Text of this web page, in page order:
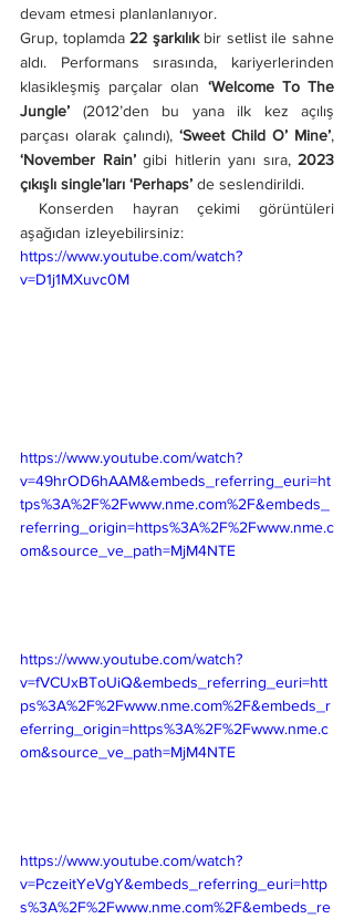
devam etmesi planlanlanıyor.
Grup, toplamda 22 şarkılık bir setlist ile sahne
aldı. Performans sırasında, kariyerlerinden
klasikleşmiş parçalar olan ‘Welcome To The
Jungle’ (2012’den bu yana ilk kez açılış
parçası olarak çalındı), ‘Sweet Child O’ Mine’
‘November Rain’ gibi hitlerin yanı sıra, 2023
çıkışlı single’ları ‘Perhaps’ de seslendirildi.
aşağıdan izleyebilirsiniz:
https://www.youtube.com/watch?
v=D1j1MXuvc0M
https://www.youtube.com/watch?
v=49hrOD6hAAM&embeds_referring_euri=ht
tps%3A%2F%2Fwww.nme.com%2F&embeds_
referring_origin=https%3A%2F%2Fwww.nme.c
om&source_ve_path=MjM4NTE
https://www.youtube.com/watch?
v=fVCUxBToUiQ&embeds_referring_euri=htt
ps%3A%2F%2Fwww.nme.com%2F&embeds_r
eferring_origin=https%3A%2F%2Fwww.nme.c
om&source_ve_path=MjM4NTE
https://www.youtube.com/watch?
v=PczeitYeVgY&embeds_referring_euri=http
s%3A%2F%2Fwww.nme.com%2F&embeds_re